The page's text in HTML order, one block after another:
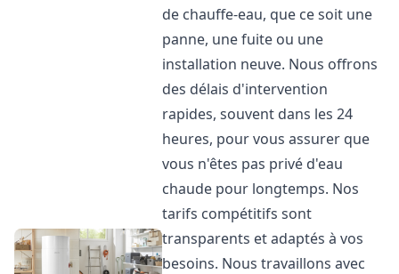
de chauffe-eau, que ce soit une
panne, une fuite ou une
installation neuve. Nous offrons
des délais d'intervention
rapides, souvent dans les 24
heures, pour vous assurer que
vous n'êtes pas privé d'eau
chaude pour longtemps. Nos
tarifs compétitifs sont
transparents et adaptés à vos
besoins. Nous travaillons avec